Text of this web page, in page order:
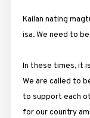
Kailan nating
isa. We need to
In these times, it
We are called to
to support each
for our country